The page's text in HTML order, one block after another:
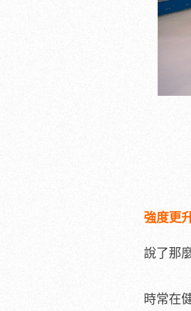
強度更
說了那
時常在